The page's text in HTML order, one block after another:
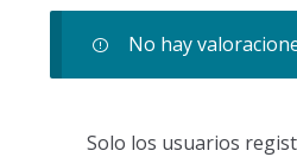
No hay
Solo los usuarios